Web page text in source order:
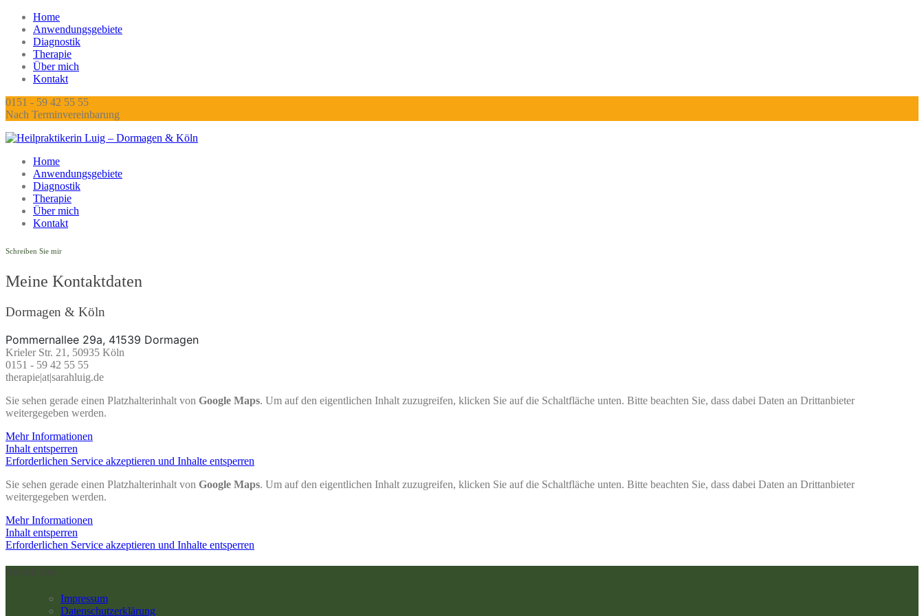
Home
Anwendungsgebiete
Diagnostik
Therapie
Über mich
Kontakt
0151 - 59 42 55 55
Nach Terminvereinbarung
Home
Anwendungsgebiete
Diagnostik
Therapie
Über mich
Kontakt
Schreiben Sie mir
Meine Kontaktdaten
Dormagen & Köln
Pommernallee 29a, 41539 Dormagen
Krieler Str. 21, 50935 Köln
0151 - 59 42 55 55
therapie|at|sarahluig.de
Sie sehen gerade einen Platzhalterinhalt von Google Maps. Um auf den eigentlichen Inhalt zuzugreifen, klicken Sie auf die Schaltfläche unten. Bitte beachten Sie, dass dabei Daten an Drittanbieter
weitergegeben werden.
Mehr Informationen
Inhalt entsperren
Erforderlichen Service akzeptieren und Inhalte entsperren
Sie sehen gerade einen Platzhalterinhalt von Google Maps. Um auf den eigentlichen Inhalt zuzugreifen, klicken Sie auf die Schaltfläche unten. Bitte beachten Sie, dass dabei Daten an Drittanbieter
weitergegeben werden.
Mehr Informationen
Inhalt entsperren
Erforderlichen Service akzeptieren und Inhalte entsperren
Impressum
Datenschutzerklärung